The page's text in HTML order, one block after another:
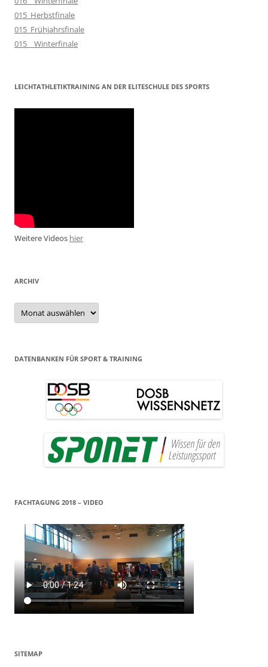
015_Herbstfinale
015_Frühjahrsfinale
015__Winterfinale
LEICHTATHLETIKTRAINING AN DER ELITESCHULE DES SPORTS
Weitere Videos hier
ARCHIV
Archiv
DATENBANKEN FÜR SPORT & TRAINING
FACHTAGUNG 2018 – VIDEO
SITEMAP